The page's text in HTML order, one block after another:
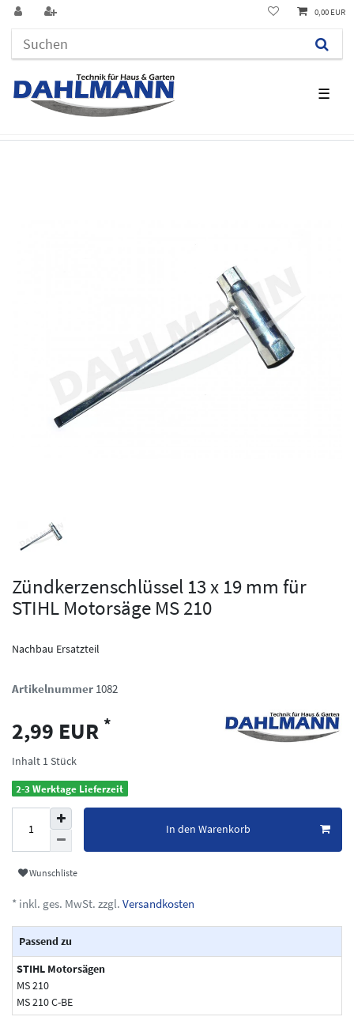
☰
0,00 EUR
Zündkerzenschlüssel 13 x 19 mm für
STIHL Motorsäge MS 210
Nachbau Ersatzteil
Artikelnummer 1082
2,99 EUR *
Inhalt 1 Stück
2-3 Werktage Lieferzeit
In den Warenkorb
Wunschliste
* inkl. ges. MwSt. zzgl. Versandkosten
Passend zu
STIHL Motorsägen
MS 210
MS 210 C-BE